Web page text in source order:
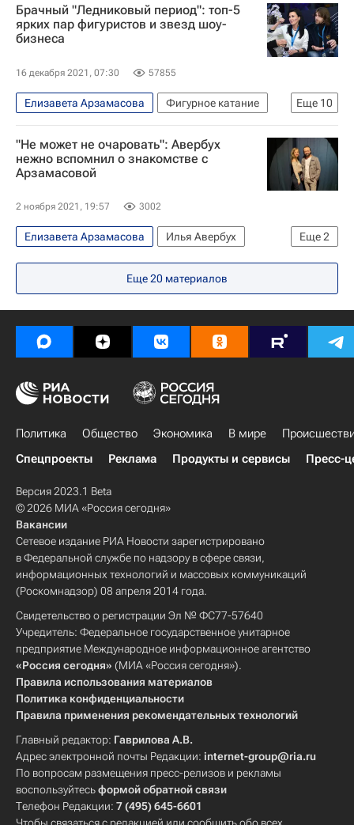
Сергей Шнуров
Александр Лебедев
Татьяна Волосожар
Валерий Меладзе
Скарлетт Йоханссон
Наоми Кэмпбелл
Алек Болдуин (Александр Рэй Болдуин III)
Борис Джонсон
Эмбер Херд
Принц Гарри
Дмитрий Шепелев
Эван Макгрегор
Конор Макгрегор
Артём Дзюба
Паулина Андреева-Бондарчук
Маколей Калкин
Кети Топурия
Брачный "Ледниковый период": топ-5
ярких пар фигуристов и звезд шоу-
бизнеса
16 декабря 2021, 07:30 57855
Еще 10
Елизавета Арзамасова
Фигурное катание
Вокруг спорта
Илья Авербух
Алексей Ягудин
Оксана Домнина
Петр Чернышев
Анастасия Заворотнюк
Евгения Медведева
Даня Милохин
"Не может не очаровать": Авербух
нежно вспомнил о знакомстве с
Арзамасовой
2 ноября 2021, 19:57 3002
Еще2
Елизавета Арзамасова
Илья Авербух
Фигурное катание
Вокруг спорта
Еще20 материалов
Политика Общество Экономика В мире
Спецпроекты
Реклама Продукты и сервисы Пресс-
Версия 2023.1 Beta
© 2026 МИА «Россия сегодня»
Вакансии
Сетевое издание РИА Новости зарегистрировано
в Федеральной службе по надзору в сфере связи,
информационных технологий и массовых коммуникаций
(Роскомнадзор) 08 апреля 2014 года.
Свидетельство о регистрации Эл № ФС77-57640
Учредитель: Федеральное государственное унитарное
предприятие Международное информационное агентство
«Россия сегодня» (МИА «Россия сегодня»).
Правила использования материалов
Политика конфиденциальности
Правила применения рекомендательных технологий
Главный редактор: Гаврилова А.В.
Адрес электронной почты Редакции: internet-group@ria.ru
По вопросам размещения пресс-релизов и рекламы
воспользуйтесьформой обратной связи
Телефон Редакции: 7 (495) 645-6601